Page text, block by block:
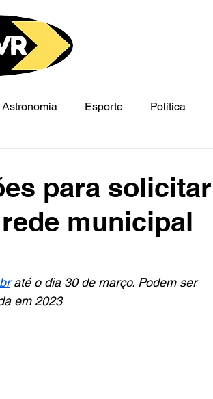
Astronomia Esporte Política
para solicitar
municipal
até o dia 30 de março. Podem ser
em 2023